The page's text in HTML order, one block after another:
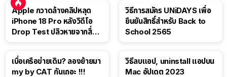
Apple กวาดล้างคลิปหลุด
iPhone 18 Pro หลังวิดีโอ
Drop Test ปลิวหายจากสื่อ
วิธีการสมัคร UNiDAYS เพื่อ
ยืนยันสิทธิ์สำหรับ Back to
School 2565
เบื่อเครือข่ายเดิม? ลองย้ายมา
my by CAT กันเถอะ !!!
วิธีลบแอป, uninstall แอปบน
Mac อัปเดต 2023